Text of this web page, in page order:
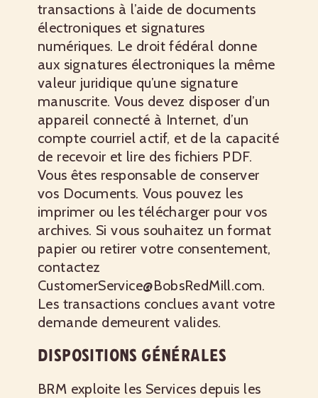
transactions à l’aide de documents
électroniques et signatures
numériques. Le droit fédéral donne
aux signatures électroniques la même
valeur juridique qu’une signature
manuscrite. Vous devez disposer d’un
appareil connecté à Internet, d’un
compte courriel actif, et de la capacité
de recevoir et lire des fichiers PDF.
Vous êtes responsable de conserver
vos Documents. Vous pouvez les
imprimer ou les télécharger pour vos
archives. Si vous souhaitez un format
papier ou retirer votre consentement,
contactez
CustomerService@BobsRedMill.com.
Les transactions conclues avant votre
demande demeurent valides.
DISPOSITIONS GÉNÉRALES
BRM exploite les Services depuis les